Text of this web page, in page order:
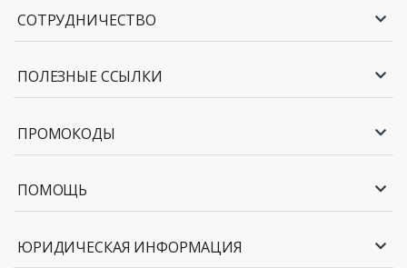
СОТРУДНИЧЕСТВО
ПОЛЕЗНЫЕ ССЫЛКИ
ПРОМОКОДЫ
ПОМОЩЬ
ЮРИДИЧЕСКАЯ ИНФОРМАЦИЯ